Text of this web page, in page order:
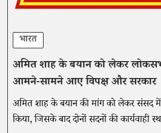
भारत
अमित शाह के बयान को लेकर
आमने-सामने आए विपक्ष और सरकार
अमित शाह के बयान की मांग को लेकर संसद में
किया, जिसके बाद दोनों सदनों की कार्यवाही